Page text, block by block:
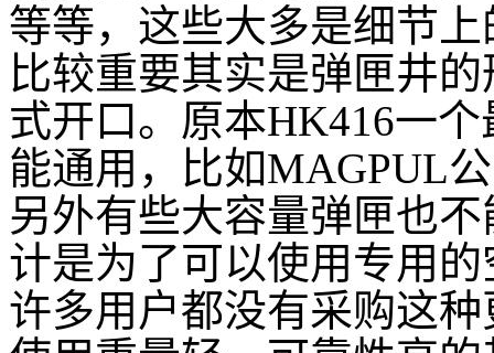
等等，这些大多是细节
比较重要其实是弹匣井
式开口。原本HK416一
能通用，比如MAGPUL
另外有些大容量弹匣也
计是为了可以使用专用
许多用户都没有采购这